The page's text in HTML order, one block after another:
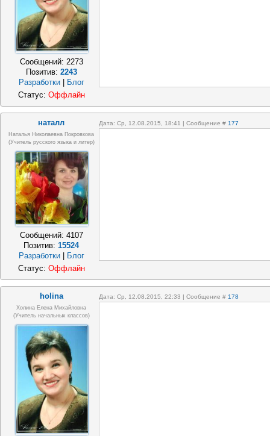
Сообщений: 2273
Позитив: 2243
Разработки | Блог
Статус: Оффлайн
наталл Дата: Ср, 12.08.2015, 18:41 | Сообщение # 177
Наталья Николаевна Покровкова
(учитель русского языка и литер)
Сообщений: 4107
Позитив:15524
Разработки
Блог
Статус: Оффлайн
holina Дата: Ср, 12.08.2015, 22:33 | Сообщение # 178
Холина Елена Михайловна
(учитель начальных классов)